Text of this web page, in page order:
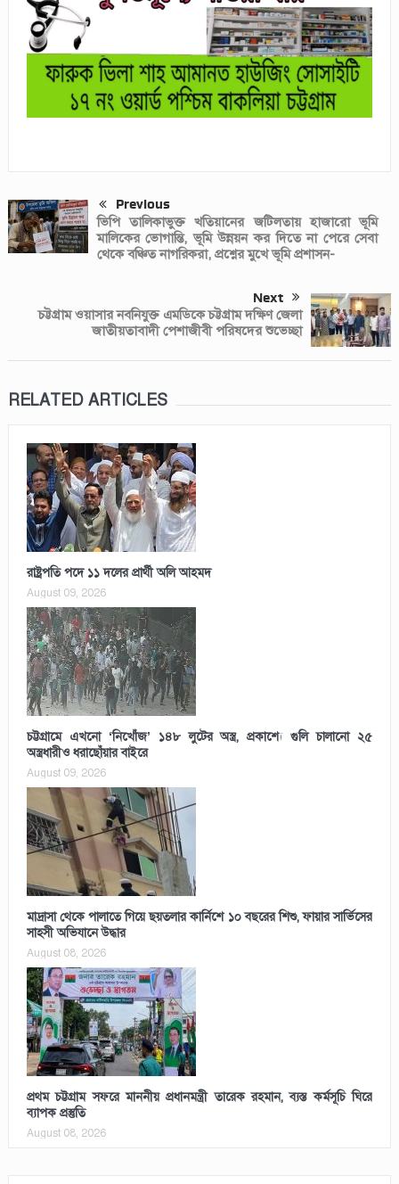
Previous
ভিপি তালিকাভুক্ত খতিয়ানের জটিলতায় হাজারো ভূমি
মালিকের ভোগান্তি, ভূমি উন্নয়ন কর দিতে না পেরে সেবা
থেকে বঞ্চিত নাগরিকরা, প্রশ্নের মুখে ভূমি প্রশাসন-
Next
চট্টগ্রাম ওয়াসার নবনিযুক্ত এমডিকে চট্টগ্রাম দক্ষিণ জেলা
জাতীয়তাবাদী পেশাজীবী পরিষদের শুভেচ্ছা
RELATED ARTICLES
রাষ্ট্রপতি পদে ১১ দলের প্রার্থী অলি আহমদ
August 09, 2026
চট্টগ্রামে এখনো ‘নিখোঁজ’ ১৪৮ লুটের অস্ত্র, প্রকাশ্যে গুলি চালানো ২৫
অস্ত্রধারীও ধরাছোঁয়ার বাইরে
August 09, 2026
মাদ্রাসা থেকে পালাতে গিয়ে ছয়তলার কার্নিশে ১০ বছরের শিশু, ফায়ার সার্ভিসের
সাহসী অভিযানে উদ্ধার
August 08, 2026
প্রথম চট্টগ্রাম সফরে মাননীয় প্রধানমন্ত্রী তারেক রহমান, ব্যস্ত কর্মসূচি ঘিরে
ব্যাপক প্রস্তুতি
August 08, 2026